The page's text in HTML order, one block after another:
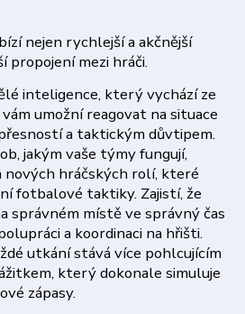
nejen rychlejší a akčnější
propojení mezi hráči.
inteligence, který vychází ze
umožní reagovat na situace
a taktickým důvtipem.
jakým vaše týmy fungují,
nových hráčských rolí, které
fotbalové taktiky. Zajistí, že
správném místě ve správný čas
a koordinaci na hřišti.
utkání stává více pohlcujícím
který dokonale simuluje
zápasy.